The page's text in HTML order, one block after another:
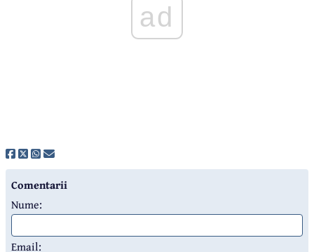
ad
Comentarii
Nume:
Email: